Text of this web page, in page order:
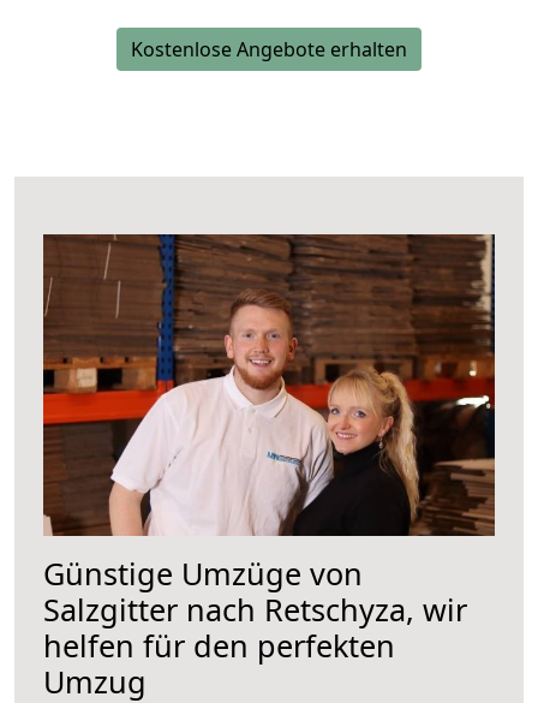
Kostenlose Angebote erhalten
Günstige Umzüge von
Salzgitter nach Retschyza, wir
helfen für den perfekten
Umzug